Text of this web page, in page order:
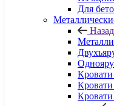
Для
Назад
Кровати